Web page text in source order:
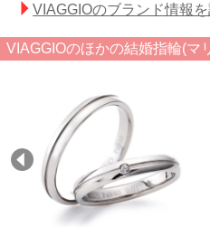
VIAGGIOのブランド情報
VIAGGIOのほかの結婚指輪(マ